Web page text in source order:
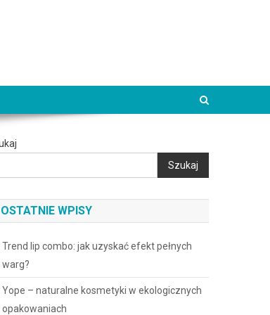
Szukaj
OSTATNIE WPISY
Trend lip combo: jak uzyskać efekt pełnych
warg?
Yope – naturalne kosmetyki w ekologicznych
opakowaniach